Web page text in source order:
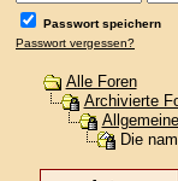
Passwort speichern
Passwort vergessen?
Alle Foren
Archivierte
Die